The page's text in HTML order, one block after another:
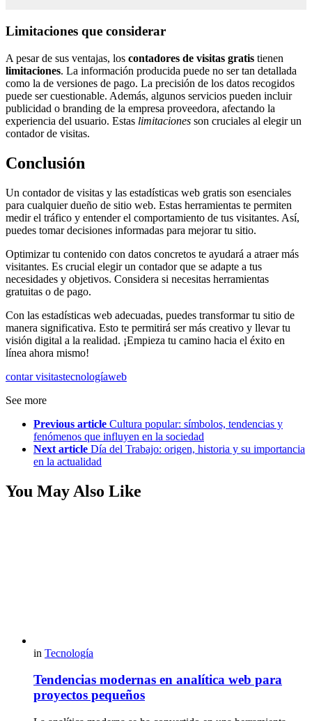
Limitaciones que considerar
A pesar de sus ventajas, los contadores de visitas gratis tienen
limitaciones. La información producida puede no ser tan detallada
como la de versiones de pago. La precisión de los datos recogidos
puede ser cuestionable. Además, algunos servicios pueden incluir
publicidad o branding de la empresa proveedora, afectando la
experiencia del usuario. Estas limitaciones son cruciales al elegir un
contador de visitas.
Conclusión
Un contador de visitas y las estadísticas web gratis son esenciales
para cualquier dueño de sitio web. Estas herramientas te permiten
medir el tráfico y entender el comportamiento de tus visitantes. Así,
puedes tomar decisiones informadas para mejorar tu sitio.
Optimizar tu contenido con datos concretos te ayudará a atraer más
visitantes. Es crucial elegir un contador que se adapte a tus
necesidades y objetivos. Considera si necesitas herramientas
gratuitas o de pago.
Con las estadísticas web adecuadas, puedes transformar tu sitio de
manera significativa. Esto te permitirá ser más creativo y llevar tu
visión digital a la realidad. ¡Empieza tu camino hacia el éxito en
línea ahora mismo!
contar visitastecnologíaweb
See more
Previous article Cultura popular: símbolos, tendencias y
fenómenos que influyen en la sociedad
Next article Día del Trabajo: origen, historia y su importancia
en la actualidad
You May Also Like
in Tecnología
Tendencias modernas en analítica web para
proyectos pequeños